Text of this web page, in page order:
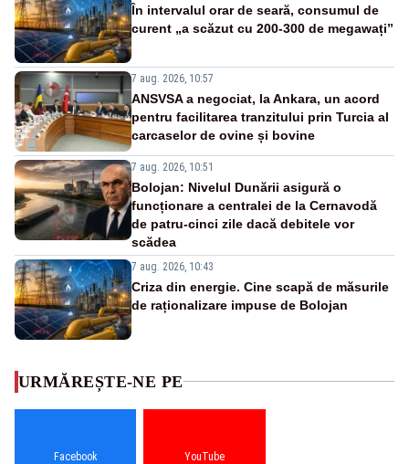
În intervalul orar de seară, consumul de
curent „a scăzut cu 200-300 de megawați”
7 aug. 2026, 10:57
ANSVSA a negociat, la Ankara, un acord
pentru facilitarea tranzitului prin Turcia al
carcaselor de ovine și bovine
7 aug. 2026, 10:51
Bolojan: Nivelul Dunării asigură o
funcționare a centralei de la Cernavodă
de patru-cinci zile dacă debitele vor
scădea
7 aug. 2026, 10:43
Criza din energie. Cine scapă de măsurile
de raționalizare impuse de Bolojan
URMĂREȘTE-NE PE
Facebook YouTube